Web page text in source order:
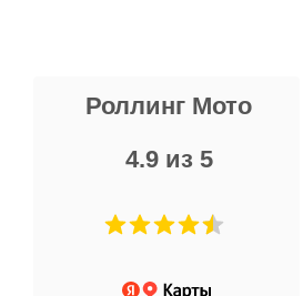
Роллинг Мото
4.9 из 5
Не понравились условия
и дают только на год)